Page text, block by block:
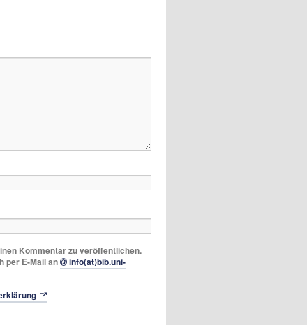
Kommentar zu veröffentlichen.
per E-Mail an
info(at)bib.uni-